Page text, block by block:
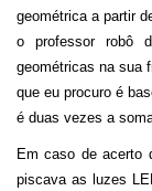
geométrica a partir
o professor robô
geométricas na sua
que eu procuro é
é duas vezes a
Em caso de acerto
piscava as luzes